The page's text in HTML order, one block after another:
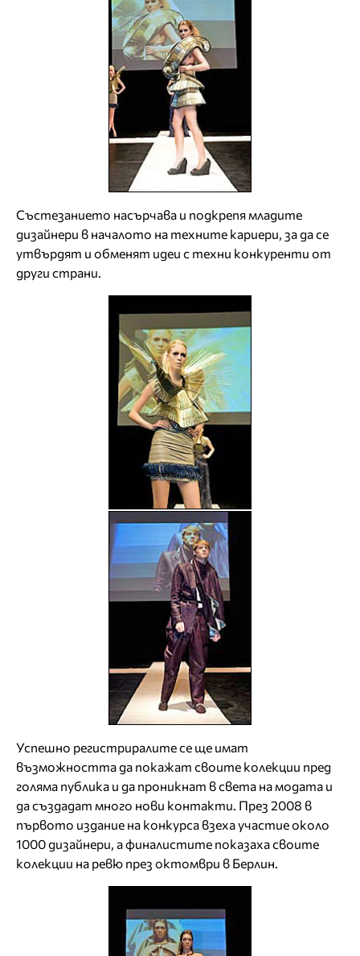
Състезанието насърчава и подкрепя младите
дизайнери в началото на техните кариери, за да се
утвърдят и обменят идеи с техни конкуренти от
други страни.
Успешно регистриралите се ще имат
възможността да покажат своите колекции пред
голяма публика и да проникнат в света на модата и
да създадат много нови контакти. През 2008 в
първото издание на конкурса взеха участие около
1000 дизайнери, а финалистите показаха своите
колекции на ревю през октомври в Берлин.